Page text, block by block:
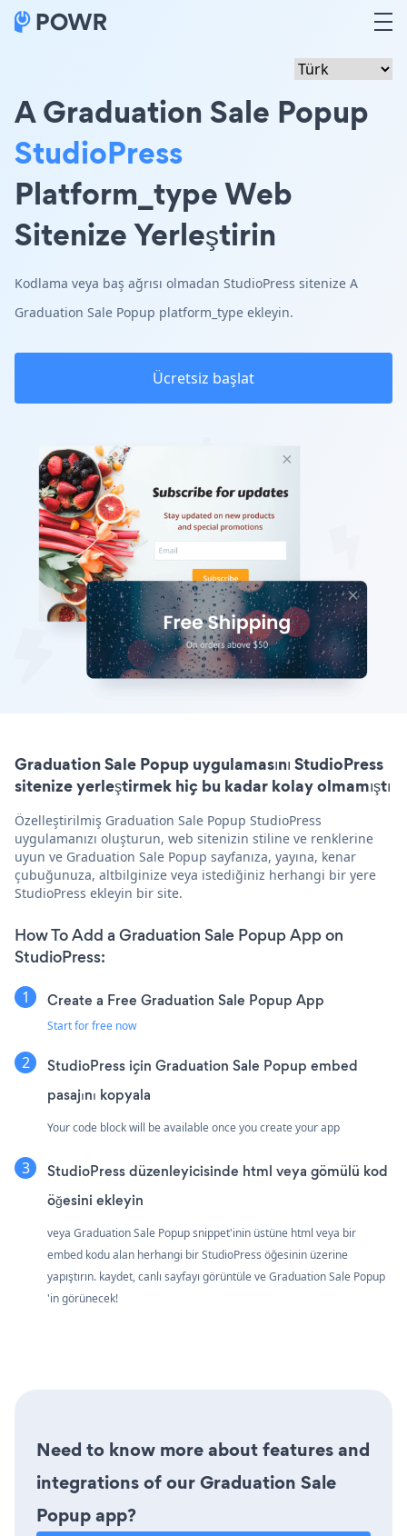
A Graduation Sale Popup
StudioPress
Platform_type Web
Sitenize Yerleştirin
Kodlama veya baş ağrısı olmadan StudioPress sitenize A
Graduation Sale Popup platform_type ekleyin.
Ücretsiz başlat
Graduation Sale Popup uygulamasını StudioPress
sitenize yerleştirmek hiç bu kadar kolay olmamıştı
Özelleştirilmiş Graduation Sale Popup StudioPress
uygulamanızı oluşturun, web sitenizin stiline ve renklerine
uyun ve Graduation Sale Popup sayfanıza, yayına, kenar
çubuğunuza, altbilginize veya istediğiniz herhangi bir yere
StudioPress ekleyin bir site.
How To Add a Graduation Sale Popup App on
StudioPress:
Create a Free Graduation Sale Popup App
Start for free now
StudioPress için Graduation Sale Popup embed
pasajını kopyala
Your code block will be available once you create your app
StudioPress düzenleyicisinde html veya gömülü kod
öğesini ekleyin
veya Graduation Sale Popup snippet'inin üstüne html veya bir
embed kodu alan herhangi bir StudioPress öğesinin üzerine
yapıştırın. kaydet, canlı sayfayı görüntüle ve Graduation Sale Popup
'in görünecek!
Need to know more about features and
integrations of our Graduation Sale
Popup app?